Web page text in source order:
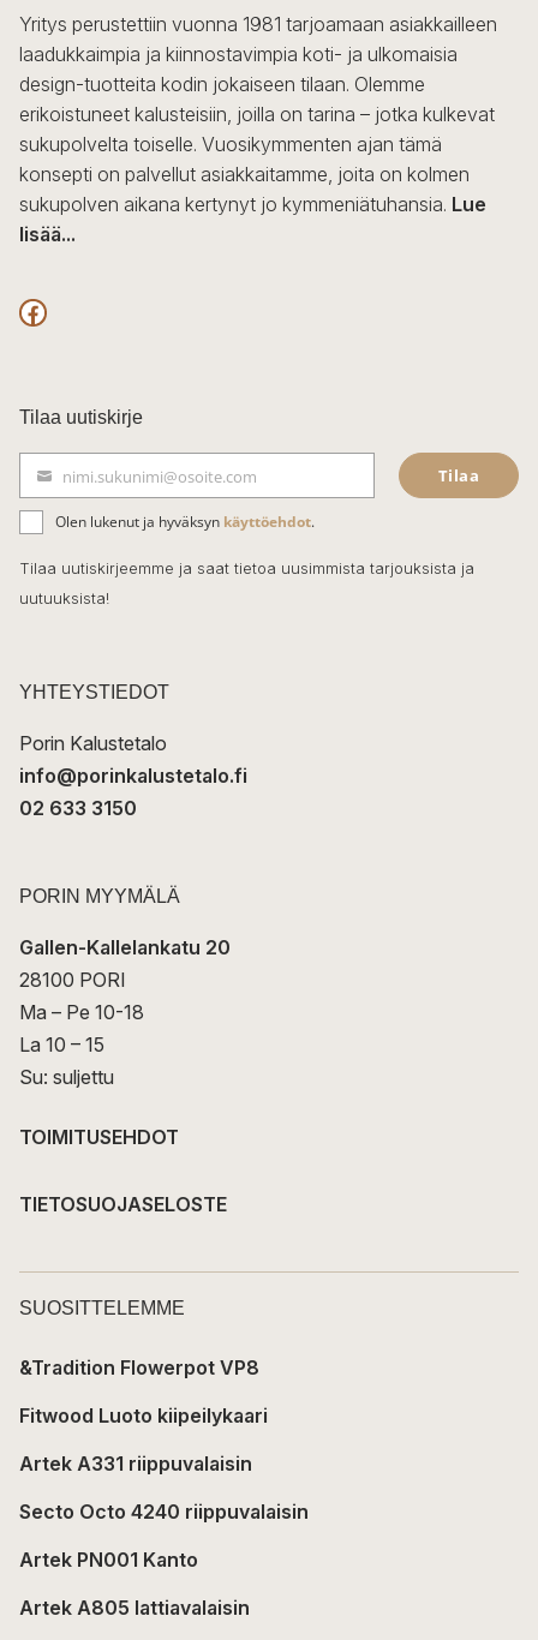
sivulla.
Yritys perustettiin vuonna 1981 tarjoamaan asiakkailleen
laadukkaimpia ja kiinnostavimpia koti- ja ulkomaisia
design-tuotteita kodin jokaiseen tilaan. Olemme
erikoistuneet kalusteisiin, joilla on tarina – jotka kulkevat
sukupolvelta toiselle. Vuosikymmenten ajan tämä
konsepti on palvellut asiakkaitamme, joita on kolmen
sukupolven aikana kertynyt jo kymmeniätuhansia. Lue
lisää...
F
c
e
b
o
o
k
Tilaa uutiskirje
ä
h
k
t
nimi.sukunimi@osoite.com Tilaa
Olen lukenut ja hyväksyn käyttöehdot.
Tilaa uutiskirjeemme ja saat tietoa uusimmista tarjouksista ja
uutuuksista!
YHTEYSTIEDOT
Porin Kalustetalo
info@porinkalustetalo.fi
02 633 3150
PORIN MYYMÄLÄ
Gallen-Kallelankatu 20
28100 PORI
Ma – Pe 10-18
La 10 – 15
Su: suljettu
TOIMITUSEHDOT
TIETOSUOJASELOSTE
SUOSITTELEMME
&Tradition Flowerpot VP8
Fitwood Luoto kiipeilykaari
Artek A331 riippuvalaisin
Secto Octo 4240 riippuvalaisin
Artek PN001 Kanto
Artek A805 lattiavalaisin